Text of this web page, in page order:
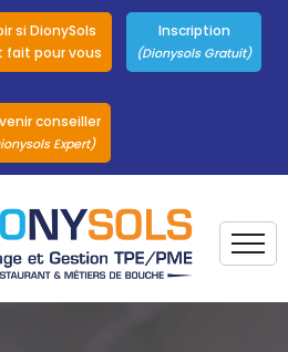
si DionySols
fait pour vous
Inscription
(Dionysols Gratuit)
conseiller
Expert)